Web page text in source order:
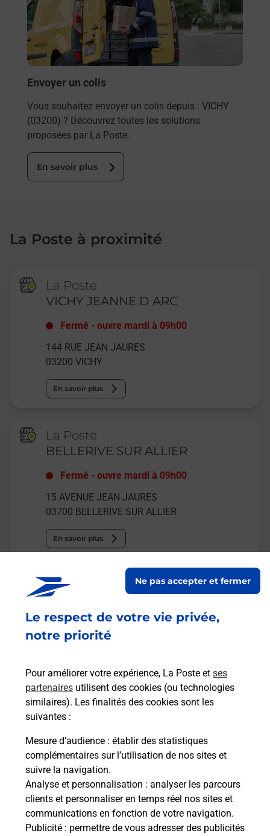
Le respect de votre vie privée,
notre priorité
Pour améliorer votre expérience, La Poste et ses
partenaires utilisent des cookies (ou technologies
similaires). Les finalités des cookies sont les
suivantes :
Mesure d’audience : établir des statistiques
complémentaires sur l’utilisation de nos sites et
suivre la navigation.
Analyse et personnalisation : analyser les parcours
clients et personnaliser en temps réel nos sites et
communications en fonction de votre navigation.
Publicité : permettre de vous adresser des publicités
Ne pas accepter et fermer
Envoyer un colis
Vous souhaitez envoyer un colis depuis : VICHY
(03200) ? Découvrez toutes les solutions
proposées par La Poste.
En savoir plus
La Poste à proximité
La Poste
VICHY JEANNE D ARC
Fermé -ouvre mardi à 09h00
144 RUE JEAN JAURES
03200 VICHY
En savoir plus
La Poste
BELLERIVE SUR ALLIER
Fermé -ouvre mardi à 09h00
15 AVENUE JEAN JAURES
03700 BELLERIVE SUR ALLIER
En savoir plus
Malin !
La Poste
en ligne
Questions fréquemment posées